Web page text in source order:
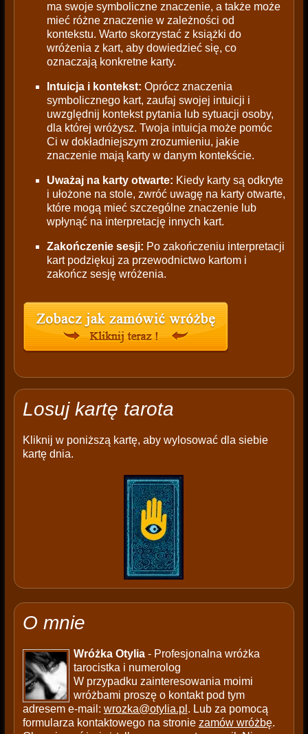
ma swoje symboliczne znaczenie, a także może
mieć różne znaczenie w zależności od
kontekstu. Warto skorzystać z książki do
wróżenia z kart, aby dowiedzieć się, co
oznaczają konkretne karty.
Intuicja i kontekst: Oprócz znaczenia
symbolicznego kart, zaufaj swojej intuicji i
uwzględnij kontekst pytania lub sytuacji osoby,
dla której wróżysz. Twoja intuicja może pomóc
Ci w dokładniejszym zrozumieniu, jakie
znaczenie mają karty w danym kontekście.
Uważaj na karty otwarte: Kiedy karty są odkryte
i ułożone na stole, zwróć uwagę na karty otwarte,
które mogą mieć szczególne znaczenie lub
wpłynąć na interpretację innych kart.
Zakończenie sesji: Po zakończeniu interpretacji
kart podziękuj za przewodnictwo kartom i
zakończ sesję wróżenia.
Losuj kartę tarota
Kliknij w poniższą kartę, aby wylosować dla siebie
kartę dnia.
O mnie
Wróżka Otylia- Profesjonalna wróżka
tarocistka i numerolog
W przypadku zainteresowania moimi
wróżbami proszę o kontakt pod tym
adresem e-mail: wrozka@otylia.pl . Lub za pomocą
formularza kontaktowego na stronie zamów wróżbę.